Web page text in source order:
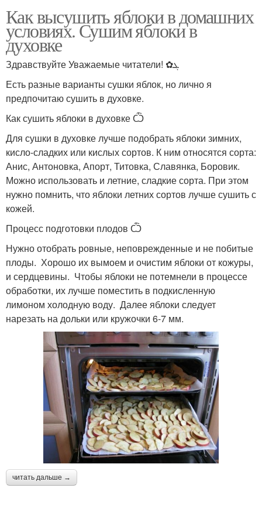
Как высушить яблоки в домашних
условиях. Сушим яблоки в
духовке
Здравствуйте Уважаемые читатели! ✿ܓ
Есть разные варианты сушки яблок, но лично я
предпочитаю сушить в духовке.
Как сушить яблоки в духовке Ѽ
Для сушки в духовке лучше подобрать яблоки зимних,
кисло-сладких или кислых сортов. К ним относятся сорта:
Анис, Антоновка, Апорт, Титовка, Славянка, Боровик.
Можно использовать и летние, сладкие сорта. При этом
нужно помнить, что яблоки летних сортов лучше сушить с
кожей.
Процесс подготовки плодов Ѽ
Нужно отобрать ровные, неповрежденные и не побитые
плоды. Хорошо их вымоем и очистим яблоки от кожуры,
и сердцевины. Чтобы яблоки не потемнели в процессе
обработки, их лучше поместить в подкисленную
лимоном холодную воду. Далее яблоки следует
нарезать на дольки или кружочки 6-7 мм.
читать дальше →